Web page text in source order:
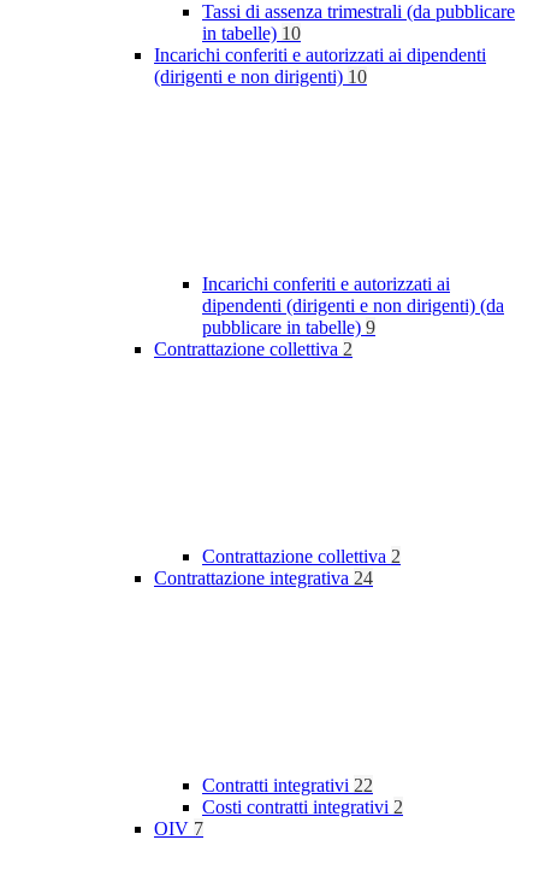
Tassi di assenza trimestrali (da pubblicare
in tabelle) 10
Incarichi conferiti e autorizzati ai dipendenti
(dirigenti e non dirigenti) 10
Incarichi conferiti e autorizzati ai
dipendenti (dirigenti e non dirigenti) (da
pubblicare in tabelle) 9
Contrattazione collettiva 2
Contrattazione collettiva 2
Contrattazione integrativa 24
Contratti integrativi 22
Costi contratti integrativi 2
OIV 7